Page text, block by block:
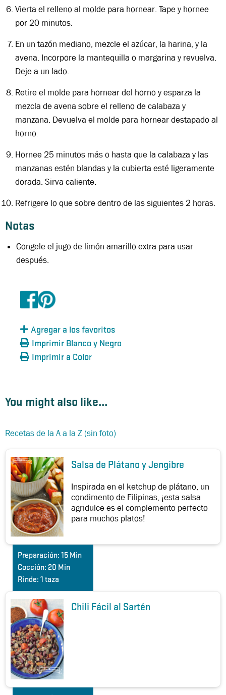
Vierta el relleno al molde para hornear. Tape y hornee
por 20 minutos.
En un tazón mediano, mezcle el azúcar, la harina, y la
avena. Incorpore la mantequilla o margarina y revuelva.
Deje a un lado.
Retire el molde para hornear del horno y esparza la
mezcla de avena sobre el relleno de calabaza y
manzana. Devuelva el molde para hornear destapado al
horno.
Hornee 25 minutos más o hasta que la calabaza y las
manzanas estén blandas y la cubierta esté ligeramente
dorada. Sirva caliente.
Refrigere lo que sobre dentro de las siguientes 2 horas.
Notas
Congele el jugo de limón amarillo extra para usar
después.
Agregar a los favoritos
Imprimir Blanco y Negro
Imprimir a Color
You might also like...
Recetas de la A a la Z (sin foto)
Salsa de Plátano y Jengibre
Inspirada en el ketchup de plátano, un
condimento de Filipinas, ¡esta salsa
agridulce es el complemento perfecto
para muchos platos!
Preparación: 15 Min
Cocción: 20 Min
Rinde: 1 taza
Chili Fácil al Sartén